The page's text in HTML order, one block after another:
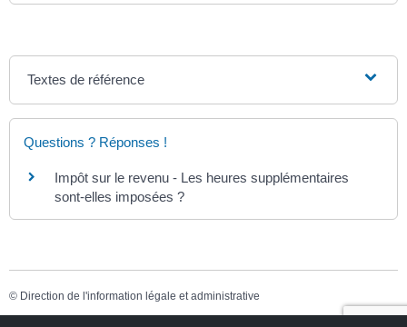
Textes de référence
Questions ? Réponses !
Impôt sur le revenu - Les heures supplémentaires
sont-elles imposées ?
© Direction de l'information légale et administrative